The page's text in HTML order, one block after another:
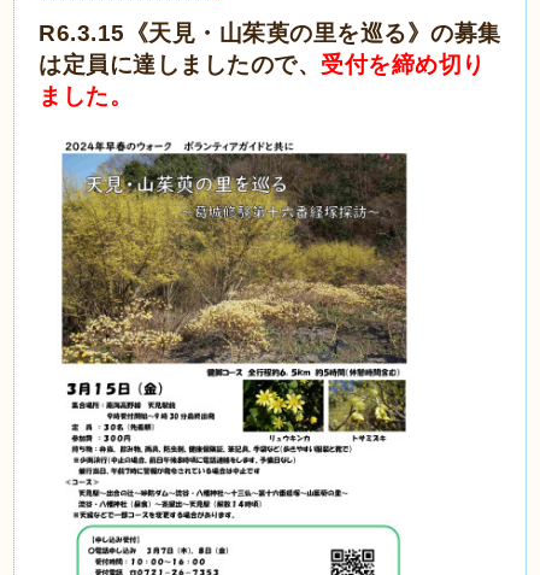
R6.3.15《天見・山茱萸の里を巡る》の募集
は定員に達しましたので、 受付を締め切り
ました。